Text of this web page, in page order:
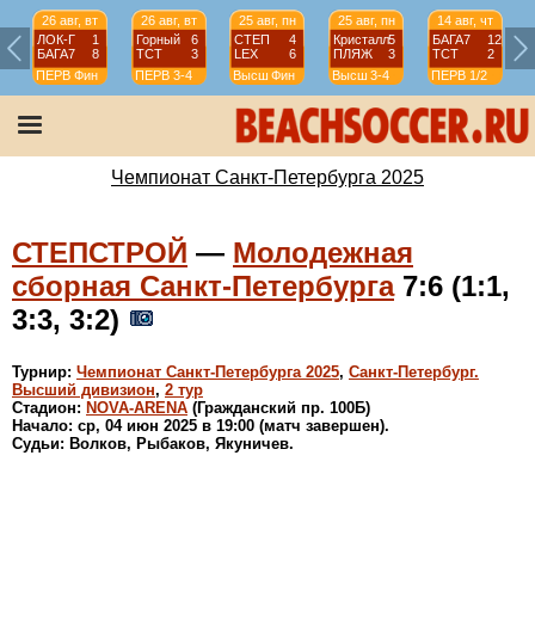
26 авг, вт
ЛОК-Г
1
БАГА7
8
ПЕРВ Фин
26 авг, вт
Горный
6
ТСТ
3
ПЕРВ 3-4
25 авг, пн
СТЕП
4
LEX
6
Высш Фин
25 авг, пн
Кристалл5
ПЛЯЖ
3
Высш 3-4
14 авг, чт
БАГА7
12
ТСТ
2
ПЕРВ 1/2
Чемпионат Санкт-Петербурга 2025
СТЕПСТРОЙ — Молодежная
сборная Санкт-Петербурга7:6 (1:1,
3:3, 3:2)
Турнир: Чемпионат Санкт-Петербурга 2025, Санкт-Петербург.
Высший дивизион, 2 тур
Стадион: NOVA-ARENA (Гражданский пр. 100Б)
Начало: ср, 04 июн 2025 в 19:00 (матч завершен).
Судьи: Волков, Рыбаков, Якуничев.